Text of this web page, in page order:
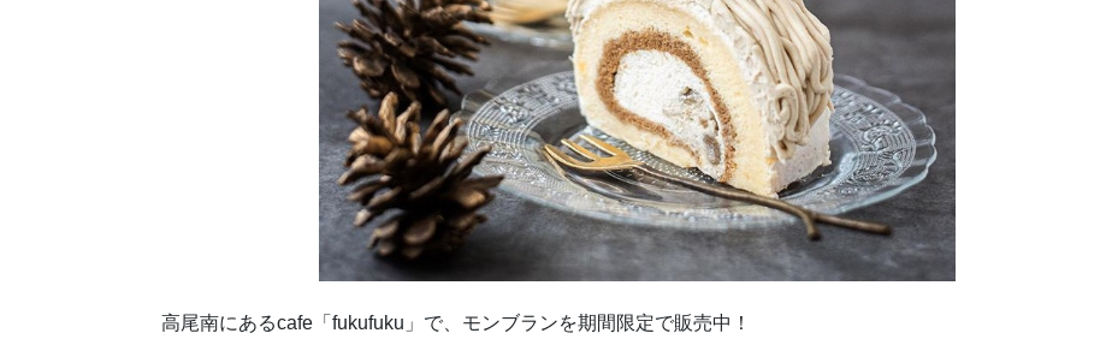
高尾南にあるcafe「fukufuku」で、モンブランを期間限定で販売中！